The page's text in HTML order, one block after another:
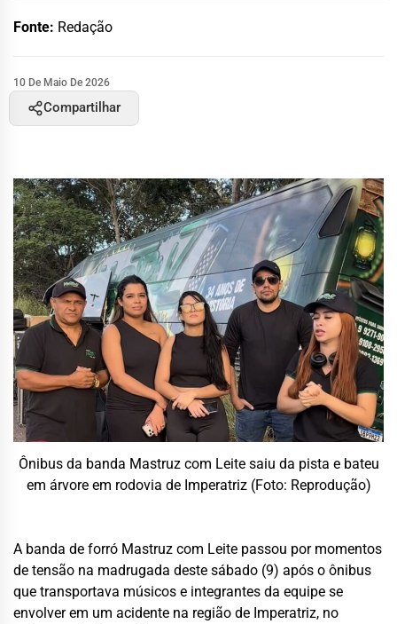
Fonte: Redação
10 De Maio De 2026
Compartilhar
Ônibus da banda Mastruz com Leite saiu da pista e bateu
em árvore em rodovia de Imperatriz (Foto: Reprodução)
A banda de forró Mastruz com Leite passou por momentos
de tensão na madrugada deste sábado (9) após o ônibus
que transportava músicos e integrantes da equipe se
envolver em um acidente na região de Imperatriz, no